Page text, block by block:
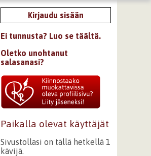
Kirjaudu sisään
Ei tunnusta? Luo se täältä.
Oletko unohtanut
salasanasi?
Paikalla olevat käyttäjät
Sivustollasi on tällä hetkellä 1
kävijä.